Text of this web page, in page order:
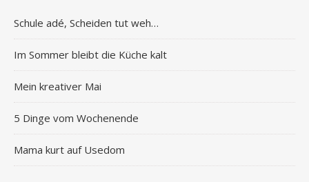
Schule adé, Scheiden tut weh…
Im Sommer bleibt die Küche kalt
Mein kreativer Mai
5 Dinge vom Wochenende
Mama kurt auf Usedom